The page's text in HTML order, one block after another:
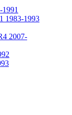
1983-1993
2007-